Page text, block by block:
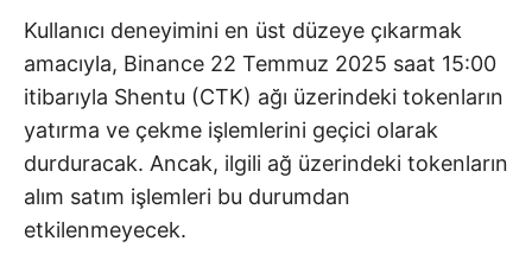
Kullanıcı deneyimini en üst düzeye çıkarmak
amacıyla, Binance 22 Temmuz 2025 saat 15:00
itibarıyla Shentu (CTK) ağı üzerindeki tokenların
yatırma ve çekme işlemlerini geçici olarak
durduracak. Ancak, ilgili ağ üzerindeki tokenların
alım satım işlemleri bu durumdan
etkilenmeyecek.